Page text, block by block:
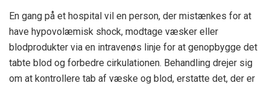
En gang på et hospital vil en person, der mistænkes for at
have hypovolæmisk shock, modtage væsker eller
blodprodukter via en intravenøs linje for at genopbygge det
tabte blod og forbedre cirkulationen. Behandling drejer sig
om at kontrollere tab af væske og blod, erstatte det, der er